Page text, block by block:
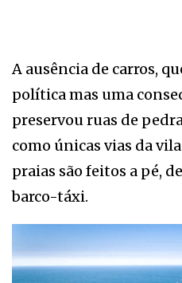
A ausência de carros,
política mas uma
preservou ruas de
como únicas vias da
praias são feitos a pé,
barco-táxi.